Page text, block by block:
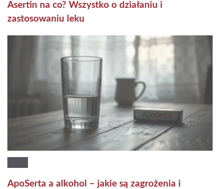
Asertin na co? Wszystko o działaniu i
zastosowaniu leku
ApoSerta a alkohol – jakie są zagrożenia i